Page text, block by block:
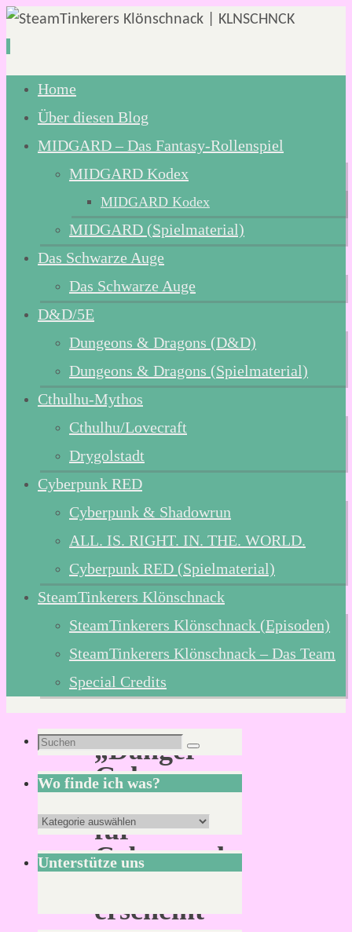
Zum
Inhalt
springen
Home
Über diesen Blog
MIDGARD – Das Fantasy-Rollenspiel
MIDGARD Kodex
MIDGARD Kodex
MIDGARD (Spielmaterial)
Das Schwarze Auge
Das Schwarze Auge
D&D/5E
Dungeons & Dragons (D&D)
Dungeons & Dragons (Spielmaterial)
Cthulhu-Mythos
Cthulhu/Lovecraft
Drygolstadt
Cyberpunk RED
Cyberpunk & Shadowrun
ALL. IS. RIGHT. IN. THE. WORLD.
Cyberpunk RED (Spielmaterial)
SteamTinkerers Klönschnack
SteamTinkerers Klönschnack (Episoden)
SteamTinkerers Klönschnack – Das Team
Special Credits
„Danger
Gal
Dossier“
für
Cyberpunk
erscheint
Suchen
nach:
Suchen
Wo finde ich was?
Wo
finde
ich
Unterstütze uns